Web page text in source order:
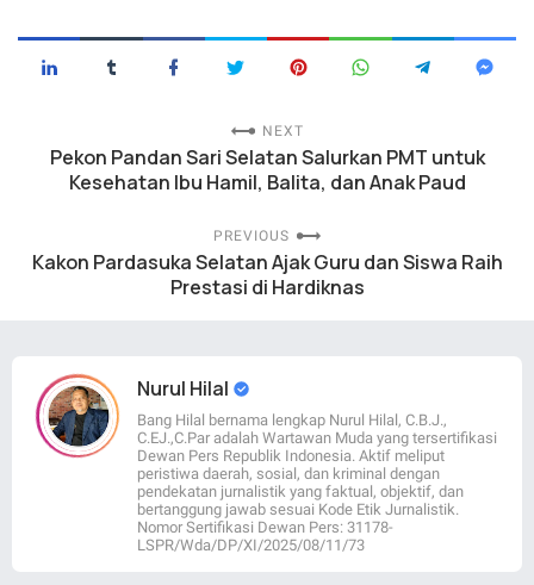
NEXT
Pekon Pandan Sari Selatan Salurkan PMT untuk
Kesehatan Ibu Hamil, Balita, dan Anak Paud
PREVIOUS
Kakon Pardasuka Selatan Ajak Guru dan Siswa Raih
Prestasi di Hardiknas
Nurul Hilal
Bang Hilal bernama lengkap Nurul Hilal, C.B.J.,
C.EJ.,C.Par adalah Wartawan Muda yang tersertifikasi
Dewan Pers Republik Indonesia. Aktif meliput
peristiwa daerah, sosial, dan kriminal dengan
pendekatan jurnalistik yang faktual, objektif, dan
bertanggung jawab sesuai Kode Etik Jurnalistik.
Nomor Sertifikasi Dewan Pers: 31178-
LSPR/Wda/DP/XI/2025/08/11/73